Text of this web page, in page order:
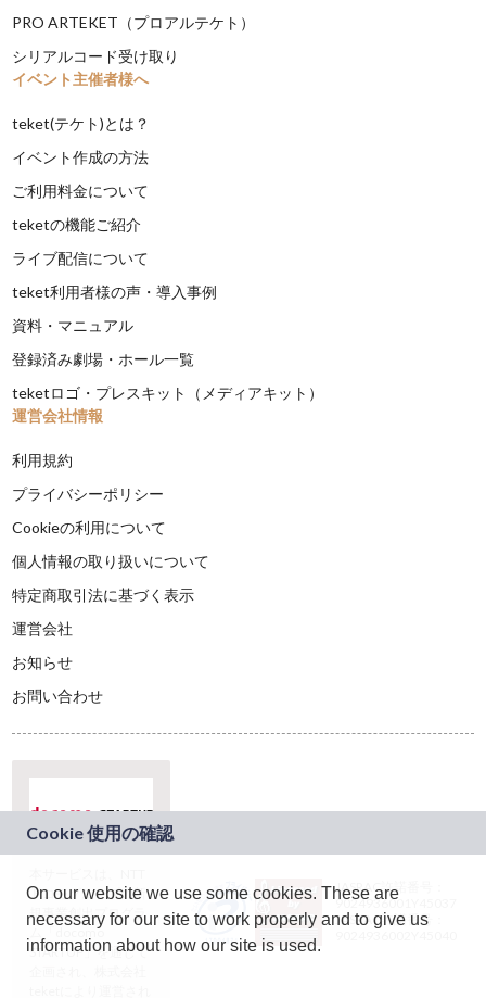
PRO ARTEKET（プロアルテケト）
シリアルコード受け取り
イベント主催者様へ
teket(テケト)とは？
イベント作成の方法
ご利用料金について
teketの機能ご紹介
ライブ配信について
teket利用者様の声・導入事例
資料・マニュアル
登録済み劇場・ホール一覧
teketロゴ・プレスキット（メディアキット）
運営会社情報
利用規約
プライバシーポリシー
Cookieの利用について
個人情報の取り扱いについて
特定商取引法に基づく表示
運営会社
お知らせ
お問い合わせ
ドコモグループの新
規事業創出プログラ
ム「docomo
STARTUP」を通じて
JASRAC許諾番号：
9024936001Y45037
JASRAC許諾番号：
On our website we use some cookies. These are
necessary for our site to work properly and to give us
information about how our site is used.